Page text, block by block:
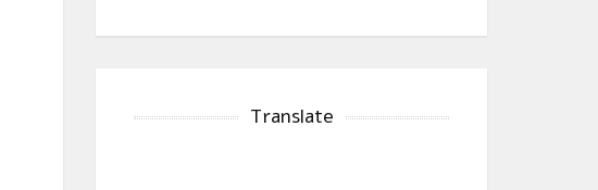
Translate